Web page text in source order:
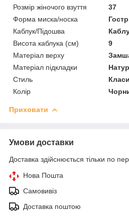
Розмір жіночого взуття
37
Форма миска/носка
Каблук/Підошва
Висота каблука (см)
9
Матеріал верху
Матеріал підкладки
Стиль
Колір
Приховати
Умови доставки
Доставка здійснюється тільки по
Нова Пошта
Самовивіз
Доставка поштою